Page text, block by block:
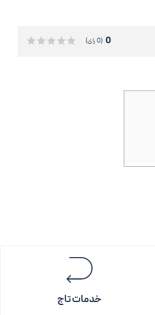
0 (0 رای)
خدمات تاج